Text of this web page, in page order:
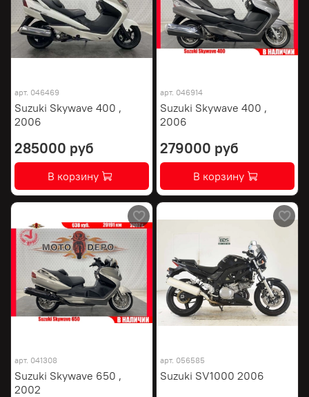
арт. 046469
Suzuki Skywave 400 ,
2006
285000 руб
В корзину
арт. 046914
Suzuki Skywave 400 ,
2006
279000 руб
В корзину
арт. 041308
Suzuki Skywave 650 ,
2002
арт. 056585
Suzuki SV1000 2006